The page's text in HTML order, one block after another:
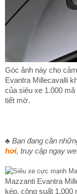
Góc ảnh này cho
Evantra Millecavalli
của siêu xe 1.000
tiết mờ.
♣ Bạn đang cần
hơi, truy cập ngay
Mazzanti Evantra
kép, công suất